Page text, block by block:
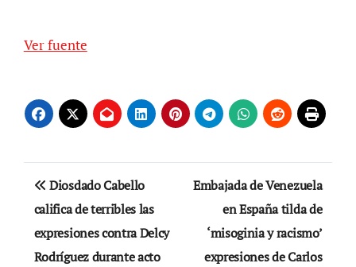
Ver fuente
Navegación
de
entradas
Diosdado Cabello
califica de terribles las
expresiones contra Delcy
Rodríguez durante acto
Embajada de Venezuela
en España tilda de
‘misoginia y racismo’
expresiones de Carlos